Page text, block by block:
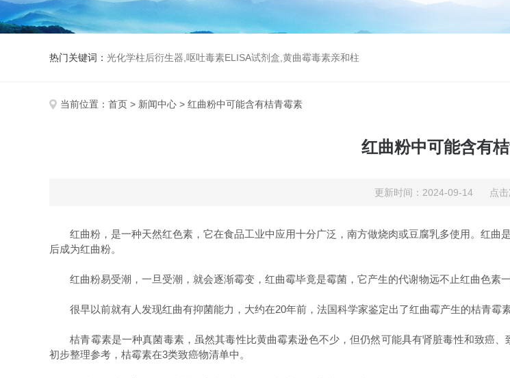
热门关键词： 光化学柱后衍生器,呕吐毒素ELISA试剂盒,黄曲霉毒素亲和柱
当前位置： 首页 > 新闻中心 > 红曲粉中可能含有桔青霉素
红曲粉中可能含有
更新时间：2024-09-14 点击
红曲粉，是一种天然红色素，它在食品工业中应用十分广泛，南方做烧肉或豆腐乳多使用。红曲
后成为红曲粉。
红曲粉易受潮，一旦受潮，就会逐渐霉变，红曲霉毕竟是霉菌，它产生的代谢物远不止红曲色素一
很早以前就有人发现红曲有抑菌能力，大约在20年前，法国科学家鉴定出了红曲霉产生的桔青霉
桔青霉素是一种真菌毒素，虽然其毒性比黄曲霉素逊色不少，但仍然可能具有肾脏毒性和致癌、
初步整理参考，桔霉素在3类致癌物清单中。